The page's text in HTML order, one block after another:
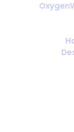
Viajar
debes